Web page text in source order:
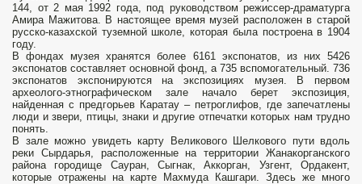
144, от 2 мая 1992 года, под руководством режиссер-драматурга
Амира Мажитова. В настоящее время музей расположен в старой
русско-казахской туземной школе, которая была построена в 1904
году.
В фондах музея хранятся более 6161 экспонатов, из них 5426
экспонатов составляет основной фонд, а 735 вспомогательный. 736
экспонатов экспонируются на экспозициях музея. В первом
археолого-этнографическом зале начало берет экспозиция,
найденная с предгорьев Каратау – петроглифов, где запечатлены
люди и звери, птицы, знаки и другие отпечатки которых нам трудно
понять.
В зале можно увидеть карту Великового Шелкового пути вдоль
реки Сырдарья, расположенные на территории Жанакорганского
района городище Сауран, Сыгнак, Аккорган, Узгент, Ордакент,
которые отражены на карте Махмуда Кашгари. Здесь же много